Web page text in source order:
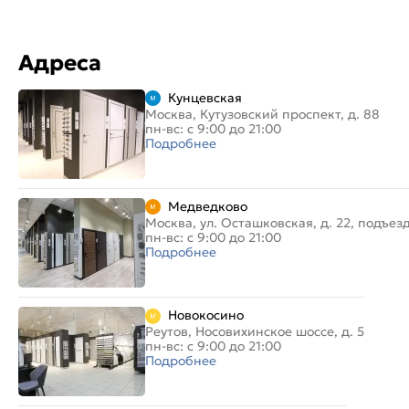
Адреса
Кунцевская
Москва, Кутузовский проспект, д. 88
пн-вс: с 9:00 до 21:00
Подробнее
Медведково
Москва, ул. Осташковская, д. 22,
пн-вс: с 9:00 до 21:00
Подробнее
Новокосино
Реутов, Носовихинское шоссе, д. 5
пн-вс: с 9:00 до 21:00
Подробнее